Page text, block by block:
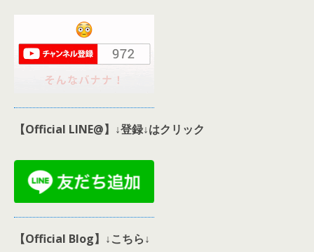
【Official LINE@】↓登録↓はクリック
【Official Blog】↓こちら↓